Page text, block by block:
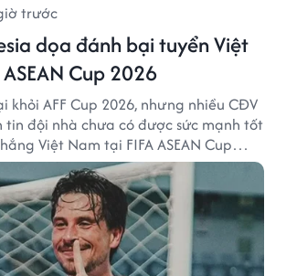
trước
dọa đánh bại tuyển Việt
Cup 2026
khỏi AFF Cup 2026, nhưng nhiều CĐV
tin đội nhà chưa có được sức mạnh tốt
Việt Nam tại FIFA ASEAN Cup